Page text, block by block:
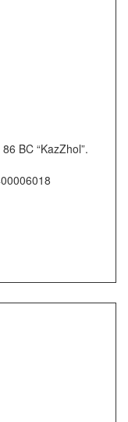
BC “KazZhol”.